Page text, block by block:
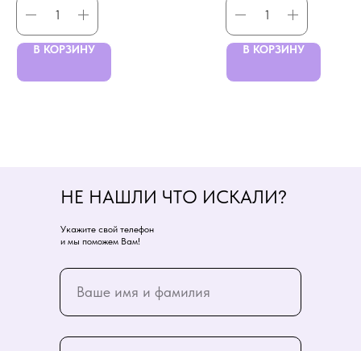
В КОРЗИНУ В КОРЗИНУ
НЕ НАШЛИ ЧТО ИСКАЛИ?
Укажите свой телефон
и мы поможем Вам!